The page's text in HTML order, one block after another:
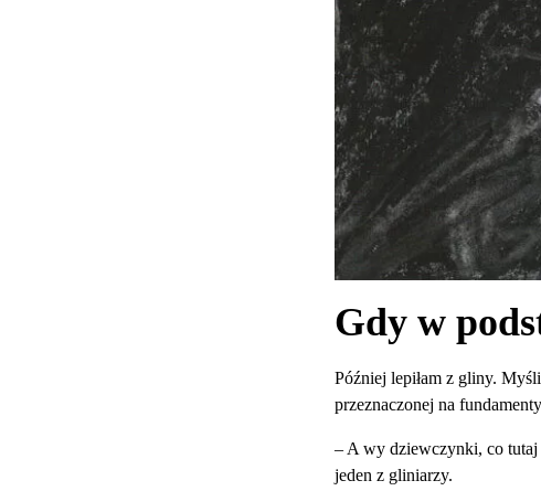
Gdy w
Później lepiłam z gliny.
przeznaczonej na
– A wy dziewczynki, co tutaj
jeden z gliniarzy.